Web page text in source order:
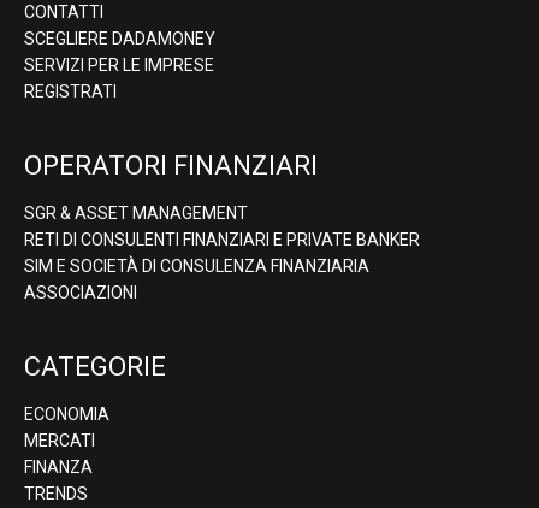
CONTATTI
SCEGLIERE DADAMONEY
SERVIZI PER LE IMPRESE
REGISTRATI
OPERATORI FINANZIARI
SGR & ASSET MANAGEMENT
RETI DI CONSULENTI FINANZIARI E PRIVATE BANKER
SIM E SOCIETÀ DI CONSULENZA FINANZIARIA
ASSOCIAZIONI
CATEGORIE
ECONOMIA
MERCATI
FINANZA
TRENDS